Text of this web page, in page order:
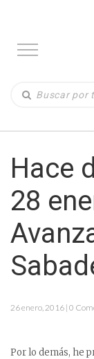
Hace
28
26 enero, 2016 | 0
Por lo demás, he